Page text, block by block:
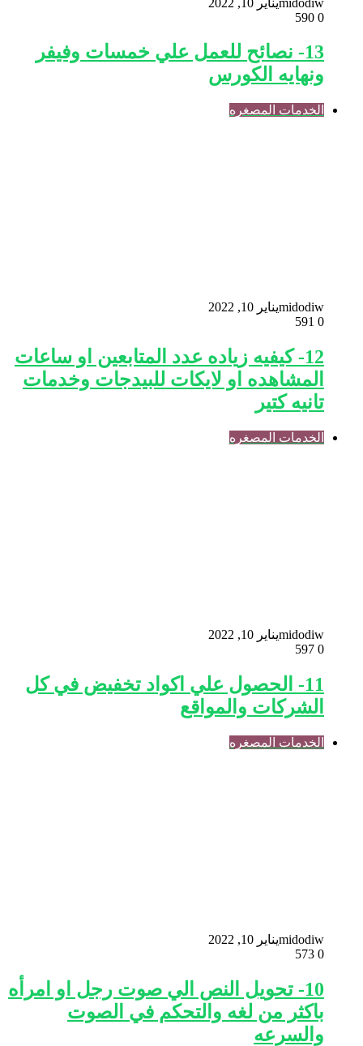
0
13- نصائح للعمل علي خمسات وفيفر
ونهايه الكورس
الخدمات المصغره
midodiwيناير 10, 2022
0
12- كيفيه زياده عدد المتابعين او ساعات
المشاهده او لايكات للبيدجات وخدمات
تانيه كتير
الخدمات المصغره
midodiwيناير 10, 2022
0
11- الحصول علي اكواد تخفيض في كل
الشركات والمواقع
الخدمات المصغره
midodiwيناير 10, 2022
0
10- تحويل النص الي صوت رجل او امرأه
باكثر من لغه والتحكم في الصوت
والسرعه